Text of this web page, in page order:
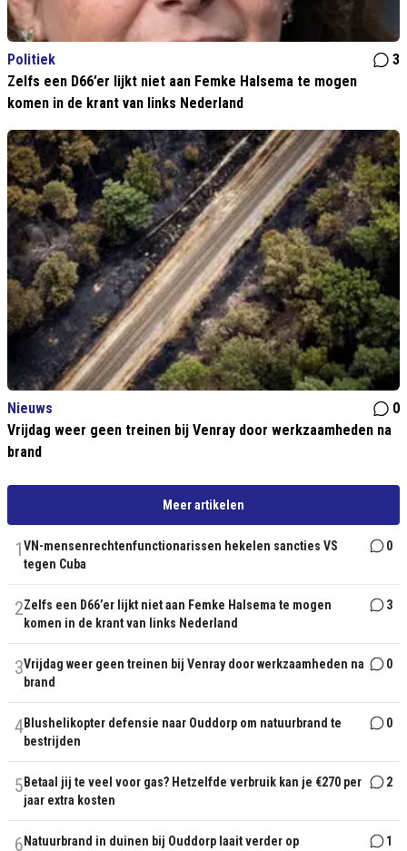
Politiek
3
Zelfs een D66’er lijkt niet aan Femke Halsema te mogen
komen in de krant van links Nederland
Nieuws
0
Vrijdag weer geen treinen bij Venray door werkzaamheden na
brand
Meer artikelen
1VN-mensenrechtenfunctionarissen hekelen sancties VS
tegen Cuba
0
2Zelfs een D66’er lijkt niet aan Femke Halsema te mogen
komen in de krant van links Nederland
3
3Vrijdag weer geen treinen bij Venray door werkzaamheden na
brand
0
4Blushelikopter defensie naar Ouddorp om natuurbrand te
bestrijden
0
5 Betaal jij te veel voor gas? Hetzelfde verbruik kan je €270 per
jaar extra kosten
2
6 Natuurbrand in duinen bij Ouddorp laait verder op 1